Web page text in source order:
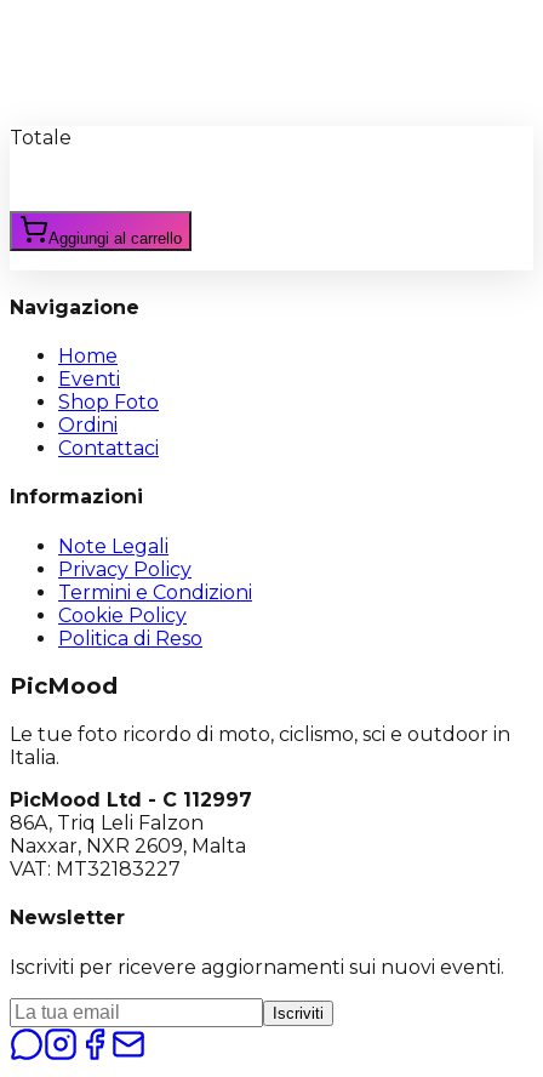
Totale
Aggiungi al carrello
Navigazione
Home
Eventi
Shop Foto
Ordini
Contattaci
Informazioni
Note Legali
Privacy Policy
Termini e Condizioni
Cookie Policy
Politica di Reso
PicMood
Le tue foto ricordo di moto, ciclismo, sci e outdoor in
Italia.
PicMood Ltd - C 112997
86A, Triq Leli Falzon
Naxxar, NXR 2609, Malta
VAT: MT32183227
Newsletter
Iscriviti per ricevere aggiornamenti sui nuovi eventi.
Iscriviti